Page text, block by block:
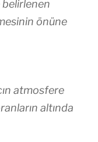
belirlenen
önüne
atmosfere
altında